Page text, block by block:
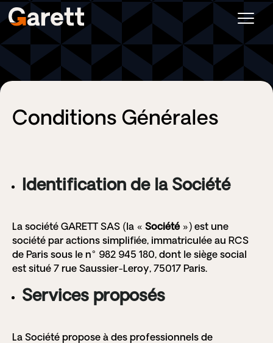
Conditions Générales
Identification de la Société
La société GARETT SAS (la « Société») est une
société par actions simplifiée, immatriculée au RCS
de Paris sous le n° 982 945 180, dont le siège social
est situé 7 rue Saussier-Leroy, 75017 Paris.
Services proposés
La Société propose à des professionnels de